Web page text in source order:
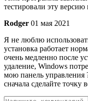
тестировали эту
Rodger 01 мая 2021
Я не люблю
установка работает
очень медленно после
удаление, Windows
мою панель управления
сначала сделайте точку